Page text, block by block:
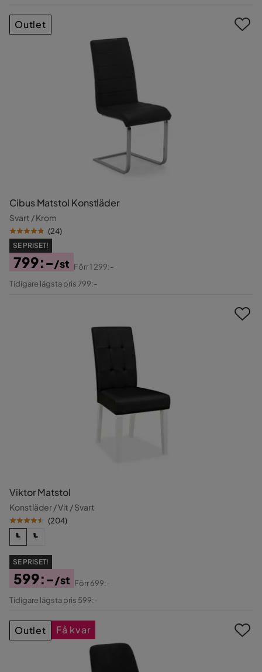
Cibus Matstol Konstläder
Svart / Krom
(24)
SE PRISET!
Pris
799:-/st
Original
Förr1 299:-
Tidigare lägsta pris 799:-
Outlet
Viktor Matstol
Konstläder / Vit / Svart
(204)
SE PRISET!
Pris
599:-/st
Original
Förr699:-
Tidigare lägsta pris 599:-
Outlet Få kvar